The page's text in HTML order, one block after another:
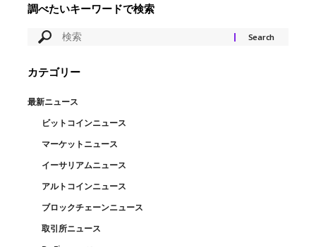
調べたいキーワードで検索
カテゴリー
最新ニュース
ビットコインニュース
マーケットニュース
イーサリアムニュース
アルトコインニュース
ブロックチェーンニュース
取引所ニュース